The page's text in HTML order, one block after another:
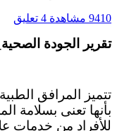
9410 مشاهدة 4 تعليق
تقرير الجودة
تتميز المرافق
بأنها تعنى بسلامة
للأفراد من خدمات